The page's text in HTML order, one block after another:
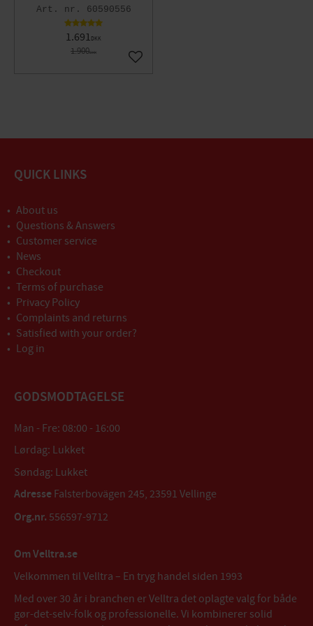
60590556
1.691DKK
1.900DKK
Gem som favorit
QUICK LINKS
About us
Questions & Answers
Customer service
News
Checkout
Terms of purchase
Privacy Policy
Complaints and returns
Satisfied with your order?
Log in
GODSMODTAGELSE
Man - Fre: 08:00 - 16:00
Lørdag: Lukket
Søndag: Lukket
Adresse Falsterbovägen 245, 23591 Vellinge
Org.nr. 556597-9712
Om Velltra.se
Velkommen til Velltra – En tryg handel siden 1993
Med over 30 år i branchen er Velltra det oplagte valg for både
gør-det-selv-folk og professionelle. Vi kombinerer solid